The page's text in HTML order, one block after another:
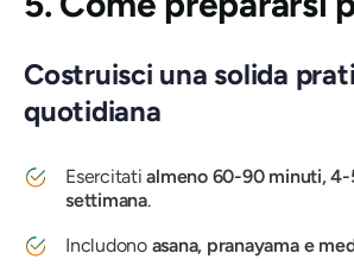
Costruisci una solida
quotidiana
Esercitatialmeno 60-90 minuti, 4-
settimana.
Includono asana, pranayama e